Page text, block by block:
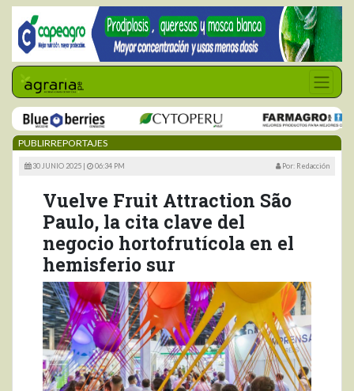
PUBLIRREPORTAJES
30 JUNIO 2025 | 06:34 PM Por: Redacción
Vuelve Fruit Attraction São
Paulo, la cita clave del
negocio hortofrutícola en el
hemisferio sur